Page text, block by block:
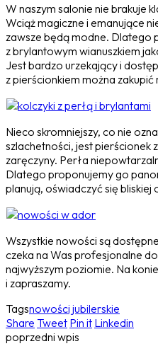
W naszym salonie nie brakuje
Wciąż magiczne i emanujące
zawsze będą modne. Dlatego
z brylantowym wianuszkiem
Jest bardzo urzekający i
z pierścionkiem można
Nieco skromniejszy, co nie
szlachetności, jest pierścionek
zaręczyny. Perła
Dlatego proponujemy go
planują, oświadczyć się bliskiej
Wszystkie nowości są
czeka na Was profesjonalne
najwyższym poziomie. Na
i zapraszamy.
Tagsnowości jubilerskie
Share Tweet Pin it Linkedin
poprzedni wpis